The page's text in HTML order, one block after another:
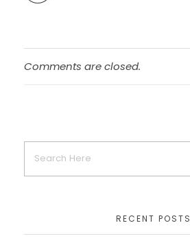
Comments are closed.
RECENT POSTS